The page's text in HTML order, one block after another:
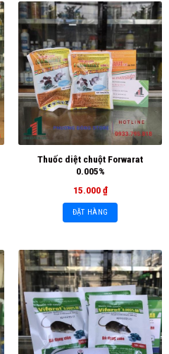
Thuốc diệt chuột Forwarat
0.005%
15.000₫
ĐẶT HÀNG